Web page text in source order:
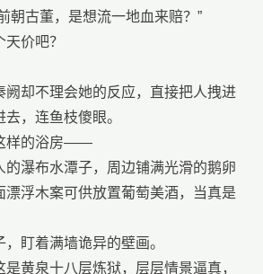
朝古董，是想流一地血来赔？”
价吧？
阙却不理会她的反应，直接把人拽进
，连鱼枝傻眼。
样的浴房——
的瀑布水潭子，周边铺满光滑的鹅卵
漂浮木案可供放置葡萄美酒，当真是
盯着满墙诡异的壁画。
黄泉十八层炼狱，层层情景逼真，